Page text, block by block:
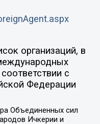
организаций, в
с
Федерации
Объединенных сил
Ичкерии и